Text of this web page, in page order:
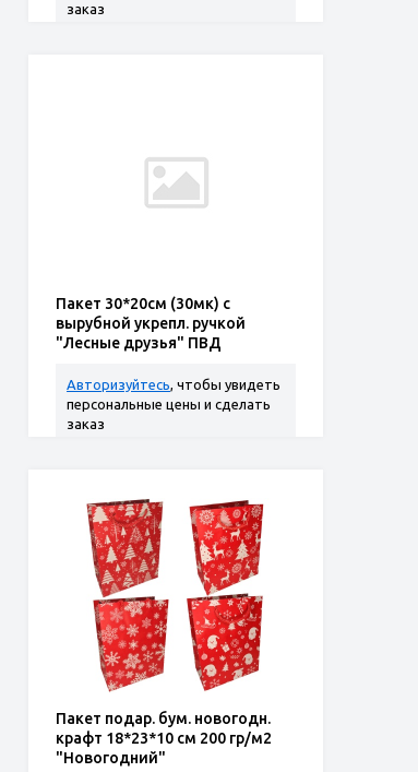
заказ
Пакет 30*20см (30мк) с
вырубной укрепл. ручкой
"Лесные друзья" ПВД
Авторизуйтесь, чтобы увидеть
персональные цены и сделать
заказ
Пакет подар. бум. новогодн.
крафт 18*23*10 см 200 гр/м2
"Новогодний"